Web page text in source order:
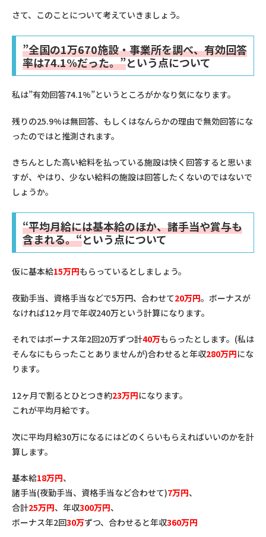
さて、このことについて考えていきましょう。
”全国の1万670施設・事業所を調べ、有効回答
率は74.1%だった。”という点について
私は”有効回答74.1%”というところがかなり気になります。
残りの25.9%は無回答、もしくはなんらかの理由で無効回答にな
ったのではと推測されます。
きちんとした高い給料を払っている施設は快く回答すると思いま
すが、やはり、少ない給料の施設は回答したくないのではないで
しょうか。
“平均月給には基本給のほか、諸手当や賞与も
含まれる。“という点について
仮に基本給15万円もらっているとしましょう。
夜勤手当、資格手当などで5万円、合わせて20万円。ボーナスが
なければ12ヶ月で年収240万という計算になります。
それではボーナス年2回20万ずつ計40万もらったとします。(私は
そんなにもらったことありませんが)合わせると年収280万円にな
ります。
12ヶ月で割るとひとつき約23万円になります。
これが平均月給です。
次に平均月給30万になるにはどのくらいもらえればいいのかを計
算します。
基本給18万円、
諸手当(夜勤手当、資格手当など合わせて)7万円、
合計25万円、年収300万円、
ボーナス年2回30万ずつ、合わせると年収360万円